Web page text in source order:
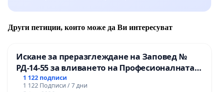
Други петиции, които може да Ви интересуват
Искане за преразглеждане на Заповед №
РД-14-55 за вливането на Професионалната
гимназия по промишлени технологии в
1 122 подписи
1 122 Подписи / 7 дни